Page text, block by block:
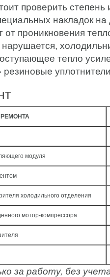
проверить
накладок
проникновения
тепло
модуля
холодильного отделения
мотор-компрессора
за работу, без